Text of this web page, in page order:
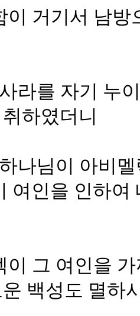
이 거기서 남
라를 자기 누
하였더니
나님이 아비
여인을 인하
이 그 여인을
백성도 멸하